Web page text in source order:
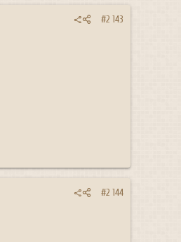
#2 143
#2 144